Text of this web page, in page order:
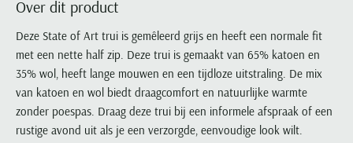
Portofino
Profuomo
R2
Seidensticker
State of Art
Tommy Hilfiger
PME Legend
Polo Ralph Lauren
Portofino
Profuomo
State of Art
Superdry
Polo Ralph Lauren
PME Legend
Portofino
Profuomo
State of Art
Superdry
Pierre Cardin
PME Legend
Polo Ralph Lauren
Portofino
Replay
Tommy Hilfiger
PME Legend
Polo Ralph Lauren
Portofino
Reset
State of Art
Superdry
Tussenjassen
Bodywarmers
New Zealand
Olymp
Paul & Shark
Polo Ralph Lauren
PME Legend
Lacoste
Ledub
Lyle & Scott
Mac
Maerz
Over dit product
Deze State of Art trui is gemêleerd grijs en heeft een normale fit
met een nette half zip. Deze trui is gemaakt van 65% katoen en
35% wol, heeft lange mouwen en een tijdloze uitstraling. De mix
van katoen en wol biedt draagcomfort en natuurlijke warmte
zonder poespas. Draag deze trui bij een informele afspraak of een
rustige avond uit als je een verzorgde, eenvoudige look wilt.